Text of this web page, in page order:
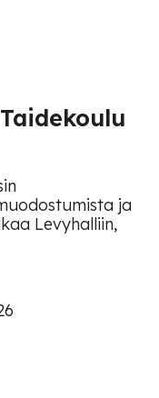
ja
Levyhalliin,